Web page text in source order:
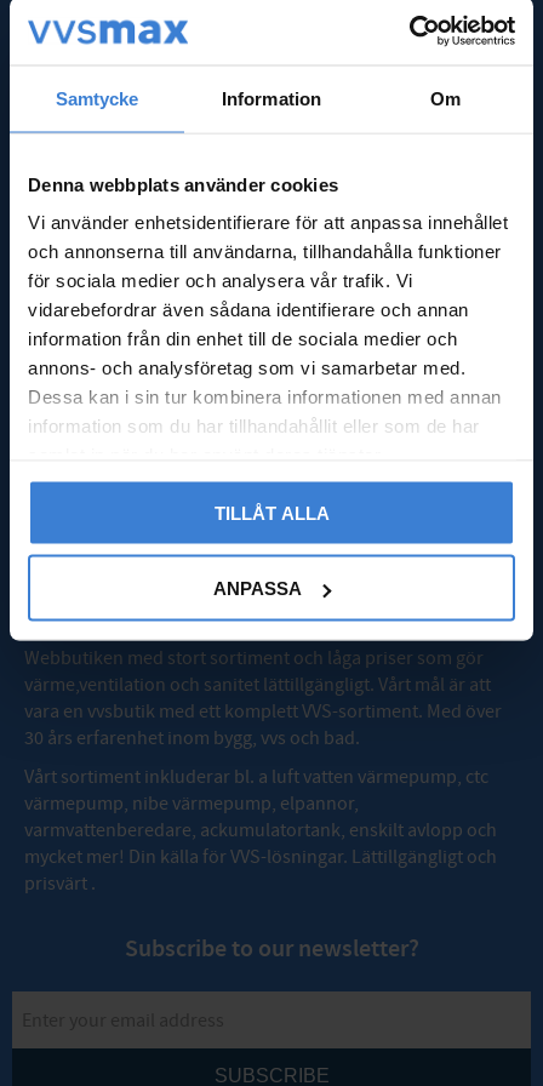
Samtycke Information Om
Denna webbplats använder cookies
Vi använder enhetsidentifierare för att anpassa innehållet
och annonserna till användarna, tillhandahålla funktioner
för sociala medier och analysera vår trafik. Vi
vidarebefordrar även sådana identifierare och annan
information från din enhet till de sociala medier och
annons- och analysföretag som vi samarbetar med.
Dessa kan i sin tur kombinera informationen med annan
information som du har tillhandahållit eller som de har
TILLÅT ALLA
ANPASSA
Kassa
Integritetspolicy
Reklamation & retur
Nöjd med din beställning?
GODMOTTAGNING
Mån - Fre: 08:00 - 16:00
Lördag: Stängt
Söndag: Stängt
ADRESS
Falsterbovägen 245,
Org.nr 556597-9712
Webbutiken med stort sortiment och låga priser som gör
värme,ventilation och sanitet lättillgängligt. Vårt mål är att
vara en vvsbutik med ett komplett VVS-sortiment. Med över
30 års erfarenhet inom bygg, vvs och bad.
Vårt sortiment inkluderar bl. a luft vatten värmepump, ctc
värmepump, nibe värmepump, elpannor,
varmvattenberedare, ackumulatortank, enskilt avlopp och
mycket mer! Din källa för VVS-lösningar. Lättillgängligt och
prisvärt .
Subscribe to our newsletter?
SUBSCRIBE